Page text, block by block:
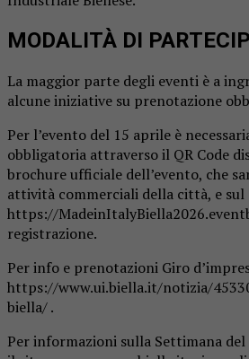
MODALITÀ DI
La maggior parte degli eventi è a
alcune iniziative su prenotazione
Per l’evento del 15 aprile è
obbligatoria attraverso il QR Code
brochure ufficiale dell’evento, che
attività commerciali della città, e sul
https://
registrazione.
Per info e prenotazioni Giro
https://www.ui.biella.it/notizia/
biella/ .
Per informazioni sulla Settimana